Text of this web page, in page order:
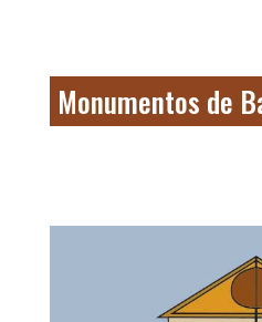
Monumentos de